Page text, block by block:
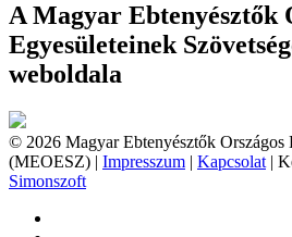
A Magyar Ebtenyésztők
Egyesületeinek
weboldala
© 2026 Magyar Ebtenyésztők Országos
(MEOESZ) | Impresszum | Kapcsolat |
Simonszoft